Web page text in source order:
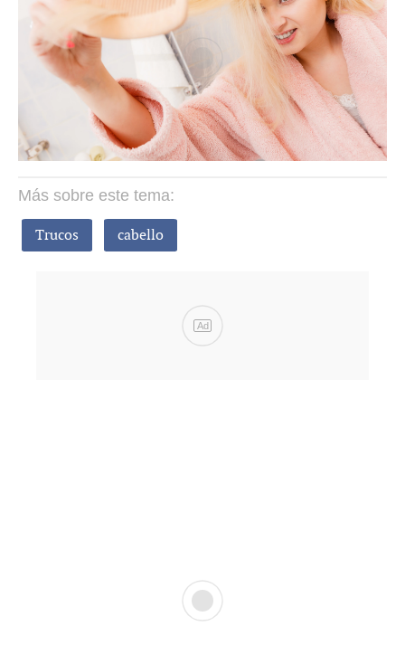
Más sobre este tema:
Trucos cabello
Ad